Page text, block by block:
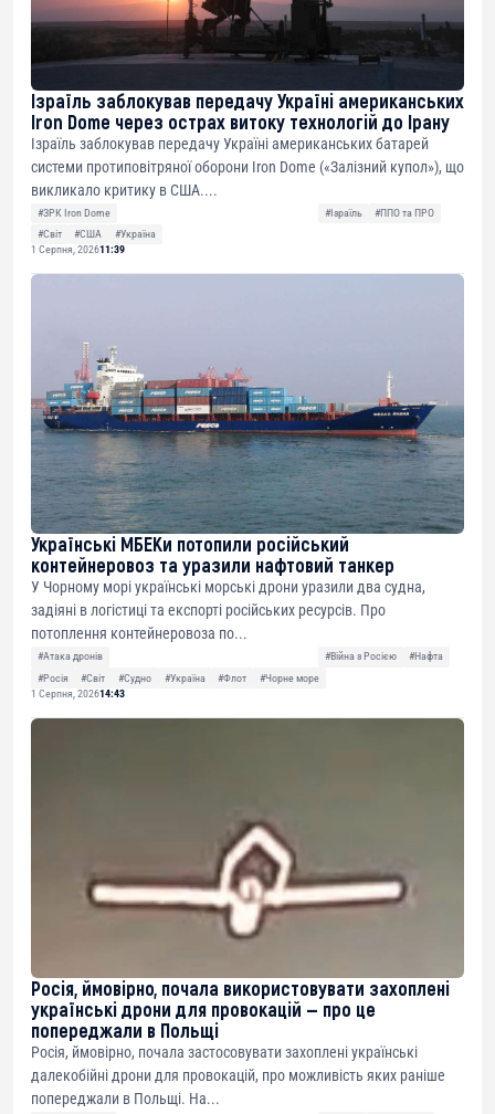
Ізраїль заблокував передачу Україні американських
Iron Dome через острах витоку технологій до Ірану
Ізраїль заблокував передачу Україні американських батарей
системи протиповітряної оборони Iron Dome («Залізний купол»), що
викликало критику в США....
#ЗРК Iron Dome #Ізраїль
#ППО та ПРО
#Світ
#США
#Україна
1 Серпня, 202611:39
Українські МБЕКи потопили російський
контейнеровоз та уразили нафтовий танкер
У Чорному морі українські морські дрони уразили два судна,
задіяні в логістиці та експорті російських ресурсів. Про
потоплення контейнеровоза по...
#Атака дронів #Війна з Росією
#Нафта
#Росія
#Світ #Судно #Україна #Флот
#Чорне море
1 Серпня, 202614:43
Росія, ймовірно, почала використовувати захоплені
українські дрони для провокацій — про це
попереджали в Польщі
Росія, ймовірно, почала застосовувати захоплені українські
далекобійні дрони для провокацій, про можливість яких раніше
попереджали в Польщі. На...